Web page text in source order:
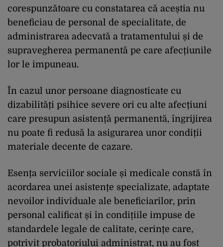
corespunzătoare cu constatarea că aceștia nu
beneficiau de personal de specialitate, de
administrarea adecvată a tratamentului și de
supravegherea permanentă pe care afecțiunile
lor le impuneau.
În cazul unor persoane diagnosticate cu
dizabilități psihice severe ori cu alte afecțiuni
care presupun asistență permanentă, îngrijirea
nu poate fi redusă la asigurarea unor condiții
materiale decente de cazare.
Esența serviciilor sociale și medicale constă în
acordarea unei asistențe specializate, adaptate
nevoilor individuale ale beneficiarilor, prin
personal calificat și în condițiile impuse de
standardele legale de calitate, cerințe care,
potrivit probatoriului administrat, nu au fost